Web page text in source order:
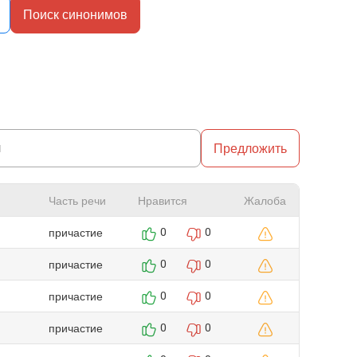
Поиск синонимов
Предложить
Часть речи Нравится
Жалоба
причастие
0 0
причастие 0 0
причастие 0 0
причастие 0 0